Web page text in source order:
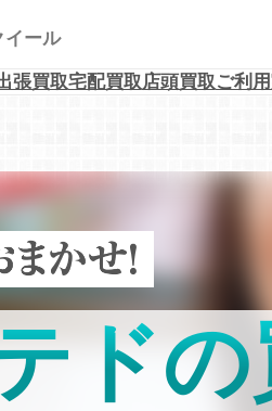
イール
張買取宅配買取店頭買取ご利
ドの